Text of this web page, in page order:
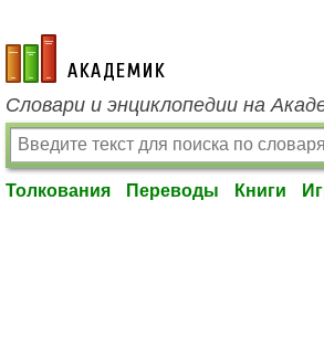
academic.ru
Словари и энциклопедии на
Толкования Переводы Книги